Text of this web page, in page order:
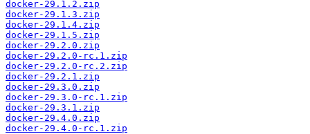
docker-29.1.2.zip
docker-29.1.3.zip
docker-29.1.4.zip
docker-29.1.5.zip
docker-29.2.0.zip
docker-29.2.0-rc.1.zip
docker-29.2.0-rc.2.zip
docker-29.2.1.zip
docker-29.3.0.zip
docker-29.3.0-rc.1.zip
docker-29.3.1.zip
docker-29.4.0.zip
docker-29.4.0-rc.1.zip